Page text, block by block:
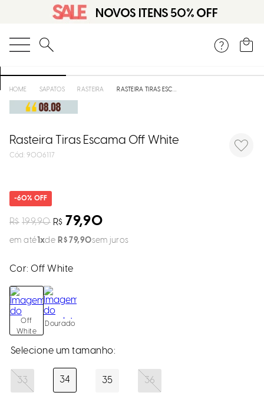
O que você está procurando?
SAPATOS RASTEIRA RASTEIRA TIRAS ESCAMA OFF WHITE
Rasteira Tiras Escama Off White
: 9006117
60%
R$ 199,90 R$ 79,90
em até 1 R$ 79,90sem juros
Cor:Off White
Off
White
Dourado
33 34 35 36